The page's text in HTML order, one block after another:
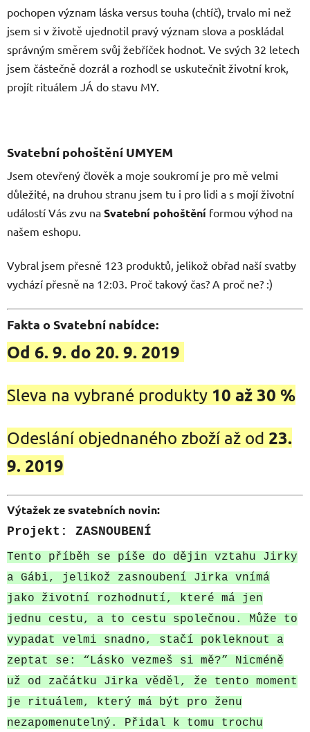
pochopen význam láska versus touha (chtíč), trvalo mi než
jsem si v životě ujednotil pravý význam slova a poskládal
správným směrem svůj žebříček hodnot. Ve svých 32 letech
jsem částečně dozrál a rozhodl se uskutečnit životní krok,
projít rituálem JÁ do stavu MY.
Svatební pohoštění UMYEM
Jsem otevřený člověk a moje soukromí je pro mě velmi
důležité, na druhou stranu jsem tu i pro lidi a s mojí životní
událostí Vás zvu na Svatební pohoštění formou výhod na
našem eshopu.
Vybral jsem přesně 123 produktů, jelikož obřad naší svatby
vychází přesně na 12:03. Proč takový čas? A proč ne? :)
Fakta o Svatební nabídce:
Od 6. 9. do 20. 9. 2019
Sleva na vybrané produkty 10 až 30 %
Odeslání objednaného zboží až od 23.
9. 2019
Výtažek ze svatebních novin:
Projekt: ZASNOUBENÍ
Tento příběh se píše do dějin vztahu Jirky
a Gábi, jelikož zasnoubení Jirka vnímá
jako životní rozhodnutí, které má jen
jednu cestu, a to cestu společnou. Může to
vypadat velmi snadno, stačí pokleknout a
zeptat se: “Lásko vezmeš si mě?” Nicméně
už od začátku Jirka věděl, že tento moment
je rituálem, který má být pro ženu
nezapomenutelný. Přidal k tomu trochu